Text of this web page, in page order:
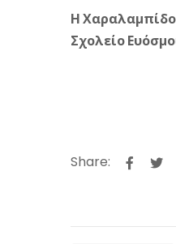
Η
Σχολείο
Share: